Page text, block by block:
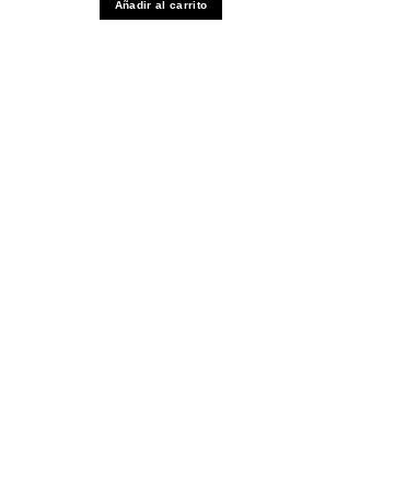
Añadir al carrito